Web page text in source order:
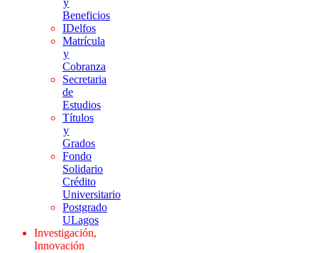
y
Beneficios
IDelfos
Matrícula
y
Cobranza
Secretaria
de
Estudios
Títulos
y
Grados
Fondo
Solidario
Crédito
Universitario
Postgrado
ULagos
Investigación,
Innovación